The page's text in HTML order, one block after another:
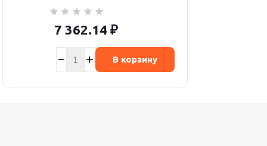
7 362.14 ₽
В корзину